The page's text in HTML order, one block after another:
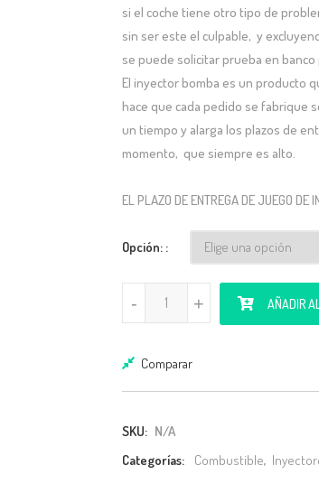
si el coche tiene otro tipo de
sin ser este el culpable, y
se puede solicitar prueba en
El inyector bomba es un producto
hace que cada pedido se fabrique
un tiempo y alarga los plazos de
momento, que siempre es alto.
EL PLAZO DE ENTREGA DE JUEGO
Opción:
Inyectores 1.9tdi PD (130/150/
+
- +
- AÑADIR
Comparar
SKU: N/A
Categorías:
Combustible,